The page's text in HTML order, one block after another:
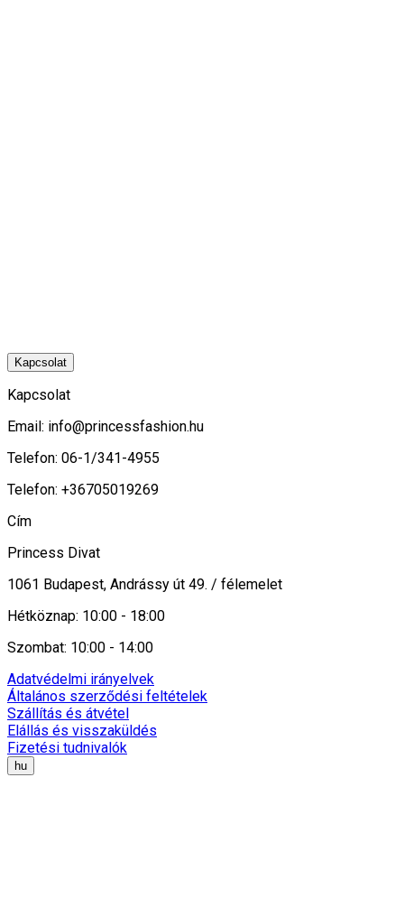
Kapcsolat
Kapcsolat
Email: info@princessfashion.hu
Telefon: 06-1/341-4955
Telefon: +36705019269
Cím
Princess Divat
1061 Budapest, Andrássy út 49. / félemelet
Hétköznap: 10:00 - 18:00
Szombat: 10:00 - 14:00
Adatvédelmi irányelvek
Általános szerződési feltételek
Szállítás és átvétel
Elállás és visszaküldés
Fizetési tudnivalók
hu